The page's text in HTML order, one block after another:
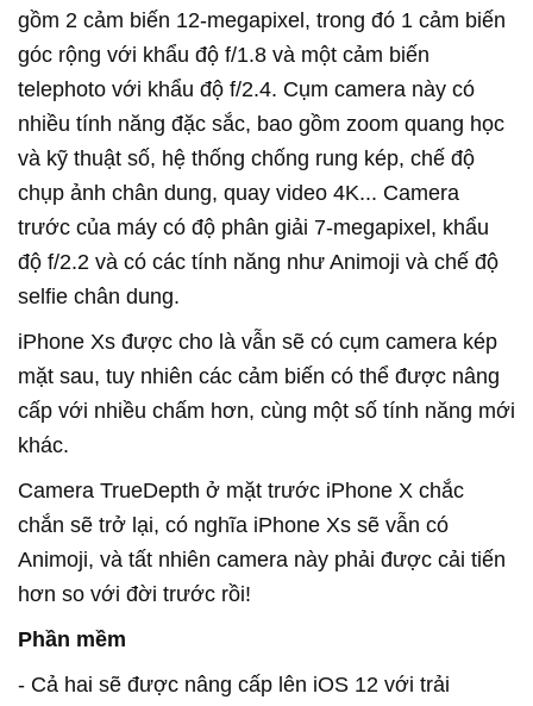
gồm 2 cảm biến 12-megapixel, trong đó 1 cảm biến
góc rộng với khẩu độ f/1.8 và một cảm biến
telephoto với khẩu độ f/2.4. Cụm camera này có
nhiều tính năng đặc sắc, bao gồm zoom quang học
và kỹ thuật số, hệ thống chống rung kép, chế độ
chụp ảnh chân dung, quay video 4K... Camera
trước của máy có độ phân giải 7-megapixel, khẩu
độ f/2.2 và có các tính năng như Animoji và chế độ
selfie chân dung.
iPhone Xs được cho là vẫn sẽ có cụm camera kép
mặt sau, tuy nhiên các cảm biến có thể được nâng
cấp với nhiều chấm hơn, cùng một số tính năng mới
khác.
Camera TrueDepth ở mặt trước iPhone X chắc
chắn sẽ trở lại, có nghĩa iPhone Xs sẽ vẫn có
Animoji, và tất nhiên camera này phải được cải tiến
hơn so với đời trước rồi!
Phần mềm
- Cả hai sẽ được nâng cấp lên iOS 12 với trải